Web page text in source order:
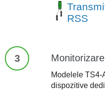
RSS
3
Modelele TS4-
dispozitive